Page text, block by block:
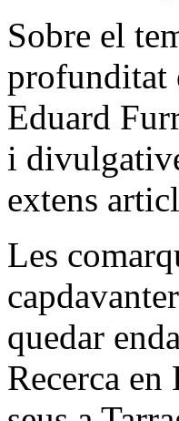
Sobre el
profunditat
Eduard
i
extens
Les
quedar
Recerca en